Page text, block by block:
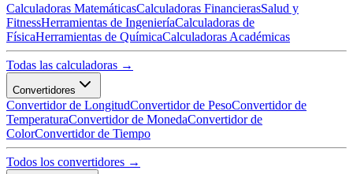
Calculadoras MatemáticasCalculadoras FinancierasSalud y
FitnessHerramientas de IngenieríaCalculadoras de
FísicaHerramientas de QuímicaCalculadoras Académicas
Todas las calculadoras →
Convertidores
Convertidor de LongitudConvertidor de PesoConvertidor de
TemperaturaConvertidor de MonedaConvertidor de
ColorConvertidor de Tiempo
Todos los convertidores →